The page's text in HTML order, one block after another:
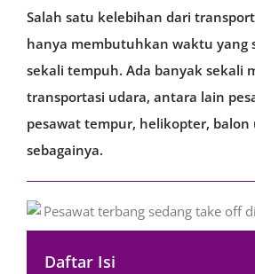
Salah satu kelebihan dari
hanya membutuhkan waktu yang
sekali tempuh. Ada banyak sekali
transportasi udara, antara lain
pesawat tempur, helikopter, balon
sebagainya.
Daftar Isi